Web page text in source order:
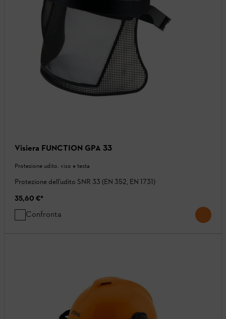
Visiera FUNCTION GPA 33
Protezione udito, viso e testa
Protezione dell'udito SNR 33 (EN 352, EN 1731)
35,60 €*
Confronta